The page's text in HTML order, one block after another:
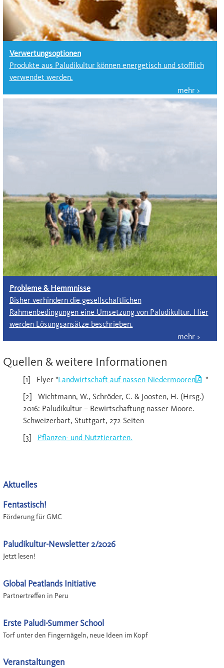
Verwertungsoptionen
Produkte aus Paludikultur können energetisch und stofflich
verwendet werden.
Probleme & Hemmnisse
Bisher verhindern die gesellschaftlichen
Rahmenbedingungen eine Umsetzung von Paludikultur. Hier
werden Lösungsansätze beschrieben.
Quellen & weitere Informationen
[1] Flyer "Landwirtschaft auf nassen Niedermooren
"
[2] Wichtmann, W., Schröder, C. & Joosten, H. (Hrsg.)
2016: Paludikultur – Bewirtschaftung nasser Moore.
Schweizerbart, Stuttgart, 272 Seiten
[3] Pflanzen- und Nutztierarten.
Aktuelles
Fentastisch!
Förderung für GMC
Paludikultur-Newsletter 2/2026
Jetzt lesen!
Global Peatlands Initiative
Partnertreffen in Peru
Erste Paludi-Summer School
Torf unter den Fingernägeln, neue Ideen im Kopf
Veranstaltungen